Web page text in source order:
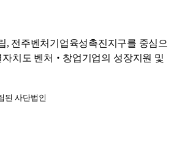
, 전주벤처기업육성촉진지구를 중심으
치도 벤처 ‧ 창업기업의 성장지원 및
된 사단법인